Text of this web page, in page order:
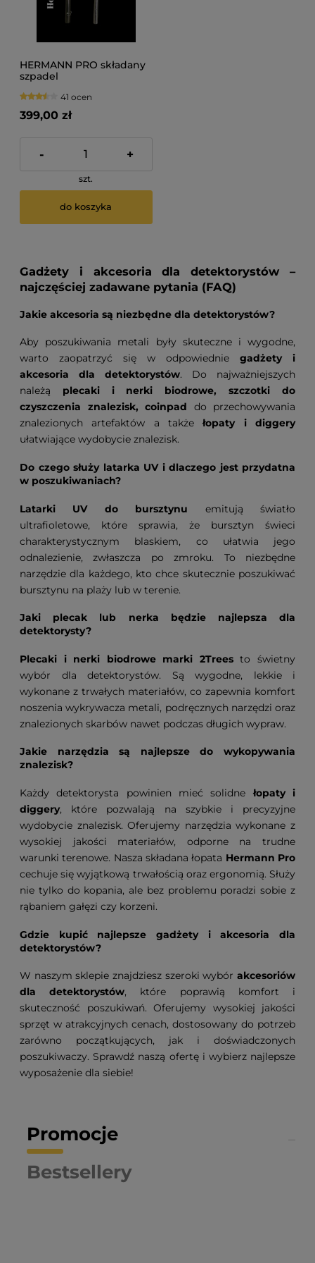
HERMANN PRO składany
szpadel
41 ocen
399,00 zł
- +
szt.
do koszyka
Gadżety i akcesoria dla detektorystów –
najczęściej zadawane pytania (FAQ)
Jakie akcesoria są niezbędne dla detektorystów?
Aby poszukiwania metali były skuteczne i wygodne,
warto zaopatrzyć się w odpowiednie gadżety i
akcesoria dla detektorystów. Do najważniejszych
należą plecaki i nerki biodrowe, szczotki do
czyszczenia znalezisk, coinpad do przechowywania
znalezionych artefaktów a takżełopaty i diggery
ułatwiające wydobycie znalezisk.
Do czego służy latarka UV i dlaczego jest przydatna
w poszukiwaniach?
Latarki UV do bursztynu emitują światło
ultrafioletowe, które sprawia, że bursztyn świeci
charakterystycznym blaskiem, co ułatwia jego
odnalezienie, zwłaszcza po zmroku. To niezbędne
narzędzie dla każdego, kto chce skutecznie poszukiwać
bursztynu na plaży lub w terenie.
Jaki plecak lub nerka będzie najlepsza dla
detektorysty?
Plecaki i nerki biodrowe marki 2Treesto świetny
wybór dla detektorystów. Są wygodne, lekkie i
wykonane z trwałych materiałów, co zapewnia komfort
noszenia wykrywacza metali, podręcznych narzędzi oraz
znalezionych skarbów nawet podczas długich wypraw.
Jakie narzędzia są najlepsze do wykopywania
znalezisk?
Każdy detektorysta powinien mieć solidne łopaty i
diggery, które pozwalają na szybkie i precyzyjne
wydobycie znalezisk. Oferujemy narzędzia wykonane z
wysokiej jakości materiałów, odporne na trudne
warunki terenowe. Nasza składana łopata Hermann Pro
cechuje się wyjątkową trwałością oraz ergonomią. Służy
nie tylko do kopania, ale bez problemu poradzi sobie z
rąbaniem gałęzi czy korzeni.
Gdzie kupić najlepsze gadżety i akcesoria dla
detektorystów?
W naszym sklepie znajdziesz szeroki wybór akcesoriów
dla detektorystów, które poprawią komfort i
skuteczność poszukiwań. Oferujemy wysokiej jakości
sprzęt w atrakcyjnych cenach, dostosowany do potrzeb
zarówno początkujących, jak i doświadczonych
poszukiwaczy. Sprawdź naszą ofertę i wybierz najlepsze
wyposażenie dla siebie!
Promocje
Bestsellery